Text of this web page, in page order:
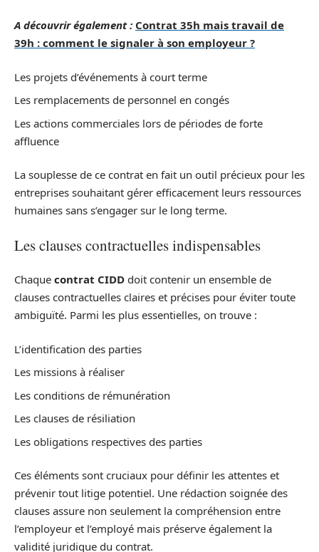
A découvrir également : Contrat 35h mais travail de
39h : comment le signaler à son employeur ?
Les projets d’événements à court terme
Les remplacements de personnel en congés
Les actions commerciales lors de périodes de forte
affluence
La souplesse de ce contrat en fait un outil précieux pour les
entreprises souhaitant gérer efficacement leurs ressources
humaines sans s’engager sur le long terme.
Les clauses contractuelles indispensables
Chaque contrat CIDD doit contenir un ensemble de
clauses contractuelles claires et précises pour éviter toute
ambiguïté. Parmi les plus essentielles, on trouve :
L’identification des parties
Les missions à réaliser
Les conditions de rémunération
Les clauses de résiliation
Les obligations respectives des parties
Ces éléments sont cruciaux pour définir les attentes et
prévenir tout litige potentiel. Une rédaction soignée des
clauses assure non seulement la compréhension entre
l’employeur et l’employé mais préserve également la
validité juridique du contrat.